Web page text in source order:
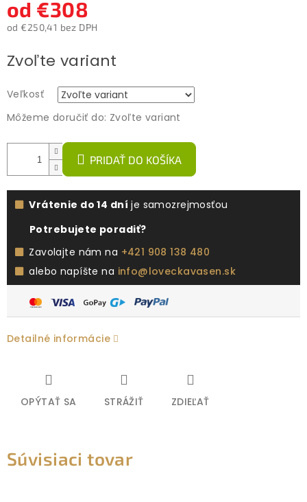
od €308
od €250,41 bez DPH
cena:
Zvoľte variant
Veľkosť
Môžeme doručiť do: Zvoľte variant
PRIDAŤ DO KOŠÍKA
Vrátenie do 14 dní je samozrejmosťou
Potrebujete poradiť?
Zavolajte nám na +421 908 138 480
alebo napíšte na info@loveckavasen.sk
Detailné informácie
OPÝTAŤ SA STRÁŽIŤ ZDIEĽAŤ
Súvisiaci tovar